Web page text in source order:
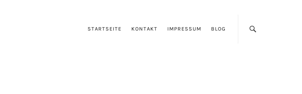
STARTSEITE KONTAKT IMPRESSUM BLOG